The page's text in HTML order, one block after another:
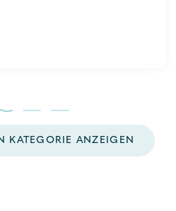
KATEGORIE ANZEIGEN